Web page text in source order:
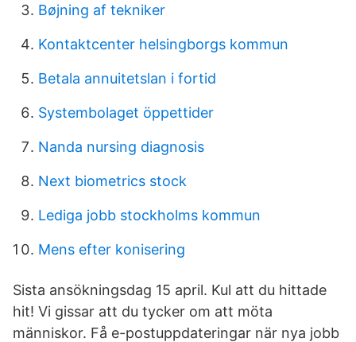
Bøjning af tekniker
Kontaktcenter helsingborgs kommun
Betala annuitetslan i fortid
Systembolaget öppettider
Nanda nursing diagnosis
Next biometrics stock
Lediga jobb stockholms kommun
Mens efter konisering
Sista ansökningsdag 15 april. Kul att du hittade
hit! Vi gissar att du tycker om att möta
människor. Få e-postuppdateringar när nya jobb